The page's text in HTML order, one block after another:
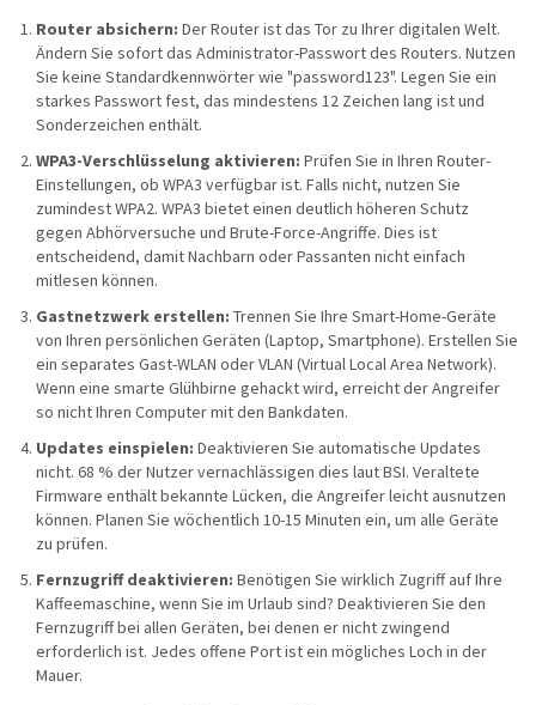
Router absichern: Der Router ist das Tor zu Ihrer digitalen Welt.
Ändern Sie sofort das Administrator-Passwort des Routers. Nutzen
Sie keine Standardkennwörter wie "password123". Legen Sie ein
starkes Passwort fest, das mindestens 12 Zeichen lang ist und
Sonderzeichen enthält.
WPA3-Verschlüsselung aktivieren: Prüfen Sie in Ihren Router-
Einstellungen, ob WPA3 verfügbar ist. Falls nicht, nutzen Sie
zumindest WPA2. WPA3 bietet einen deutlich höheren Schutz
gegen Abhörversuche und Brute-Force-Angriffe. Dies ist
entscheidend, damit Nachbarn oder Passanten nicht einfach
mitlesen können.
Gastnetzwerk erstellen: Trennen Sie Ihre Smart-Home-Geräte
von Ihren persönlichen Geräten (Laptop, Smartphone). Erstellen Sie
ein separates Gast-WLAN oder VLAN (Virtual Local Area Network).
Wenn eine smarte Glühbirne gehackt wird, erreicht der Angreifer
so nicht Ihren Computer mit den Bankdaten.
Updates einspielen: Deaktivieren Sie automatische Updates
nicht. 68 % der Nutzer vernachlässigen dies laut BSI. Veraltete
Firmware enthält bekannte Lücken, die Angreifer leicht ausnutzen
können. Planen Sie wöchentlich 10-15 Minuten ein, um alle Geräte
zu prüfen.
Fernzugriff deaktivieren: Benötigen Sie wirklich Zugriff auf Ihre
Kaffeemaschine, wenn Sie im Urlaub sind? Deaktivieren Sie den
Fernzugriff bei allen Geräten, bei denen er nicht zwingend
erforderlich ist. Jedes offene Port ist ein mögliches Loch in der
Mauer.